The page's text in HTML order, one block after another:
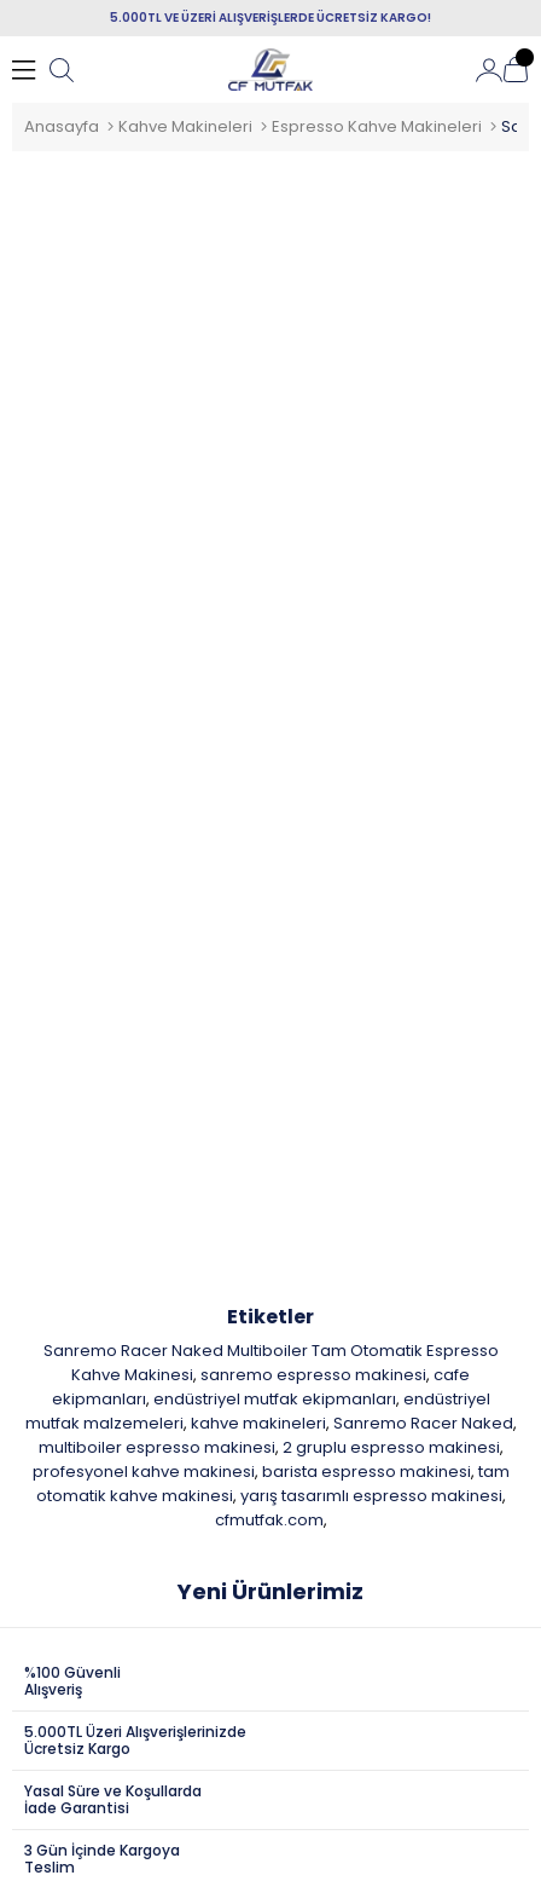
5.000TL VE ÜZERİ ALIŞVERİŞLERDE ÜCRETSİZ KARGO!
Anasayfa Kahve Makineleri Espresso Kahve Makineleri
Etiketler
Sanremo Racer Naked Multiboiler Tam Otomatik Espresso
Kahve Makinesi, sanremo espresso makinesi, cafe
ekipmanları, endüstriyel mutfak ekipmanları, endüstriyel
mutfak malzemeleri, kahve makineleri, Sanremo Racer Naked,
multiboiler espresso makinesi, 2 gruplu espresso makinesi,
profesyonel kahve makinesi, barista espresso makinesi, tam
otomatik kahve makinesi, yarış tasarımlı espresso makinesi,
cfmutfak.com,
Yeni Ürünlerimiz
%100 Güvenli
Alışveriş
5.000TL Üzeri Alışverişlerinizde
Ücretsiz Kargo
Yasal Süre ve Koşullarda
İade Garantisi
3 Gün İçinde Kargoya
Teslim